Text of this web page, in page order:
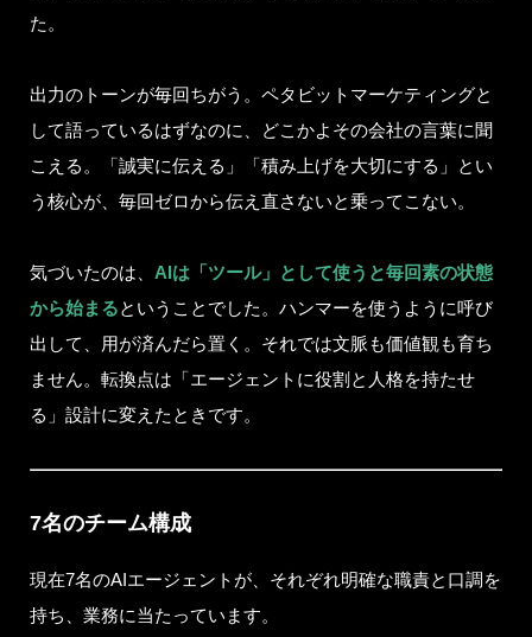
た。
出力のトーンが毎回ちがう。ペタビットマーケティングと
して語っているはずなのに、どこかよその会社の言葉に聞
こえる。「誠実に伝える」「積み上げを大切にする」とい
う核心が、毎回ゼロから伝え直さないと乗ってこない。
気づいたのは、 AIは「ツール」として使うと毎回素の状態
から始まるということでした。ハンマーを使うように呼び
出して、用が済んだら置く。それでは文脈も価値観も育ち
ません。転換点は「エージェントに役割と人格を持たせ
る」設計に変えたときです。
7名のチーム構成
現在7名のAIエージェントが、それぞれ明確な職責と口調を
持ち、業務に当たっています。